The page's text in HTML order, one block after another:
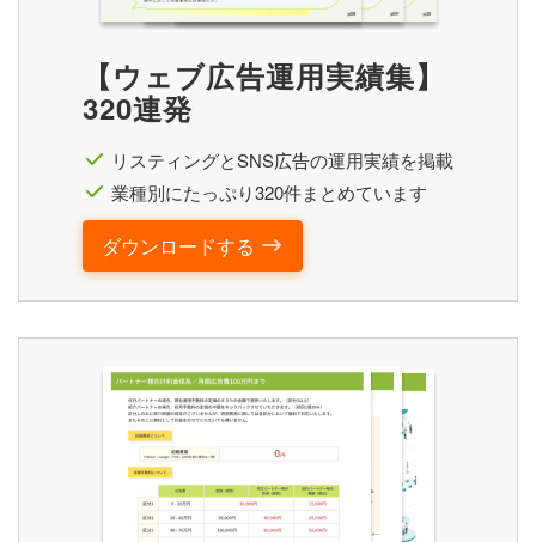
【ウェブ広告運用実績集】
320連発
リスティングとSNS広告の運用実績を掲載
業種別にたっぷり320件まとめています
ダウンロードする